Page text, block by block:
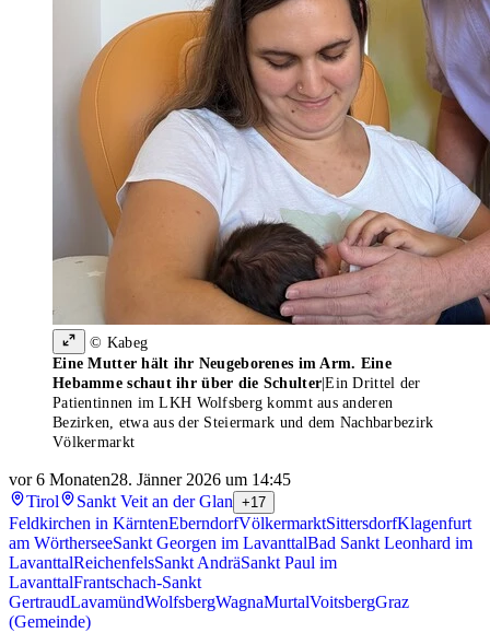
© Kabeg
Eine Mutter hält ihr Neugeborenes im Arm. Eine
Hebamme schaut ihr über die Schulter |Ein Drittel der
Patientinnen im LKH Wolfsberg kommt aus anderen
Bezirken, etwa aus der Steiermark und dem Nachbarbezirk
Völkermarkt
vor 6 Monaten28. Jänner 2026 um 14:45
Tirol
Sankt Veit an der Glan +17
Feldkirchen in KärntenEberndorfVölkermarktSittersdorfKlagenfurt
am WörtherseeSankt Georgen im LavanttalBad Sankt Leonhard im
LavanttalReichenfelsSankt AndräSankt Paul im
LavanttalFrantschach-Sankt
GertraudLavamündWolfsbergWagnaMurtalVoitsbergGraz
(Gemeinde)